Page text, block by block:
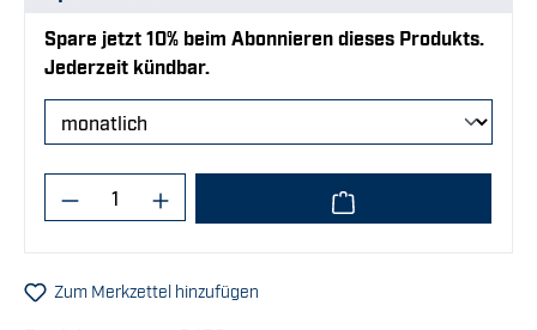
Spare jetzt 10% beim Abonnieren dieses Produkts.
Jederzeit kündbar.
Produkt Anzahl: Gib den gewünschten
Zum Merkzettel hinzufügen